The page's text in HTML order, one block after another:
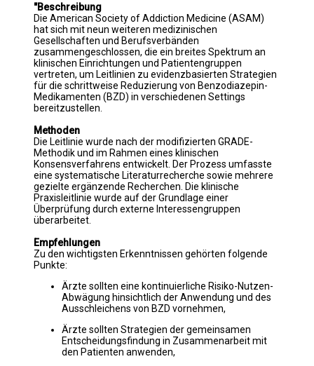
"Beschreibung
Die American Society of Addiction Medicine (ASAM)
hat sich mit neun weiteren medizinischen
Gesellschaften und Berufsverbänden
zusammengeschlossen, die ein breites Spektrum an
klinischen Einrichtungen und Patientengruppen
vertreten, um Leitlinien zu evidenzbasierten Strategien
für die schrittweise Reduzierung von Benzodiazepin-
Medikamenten (BZD) in verschiedenen Settings
bereitzustellen.
Methoden
Die Leitlinie wurde nach der modifizierten GRADE-
Methodik und im Rahmen eines klinischen
Konsensverfahrens entwickelt. Der Prozess umfasste
eine systematische Literaturrecherche sowie mehrere
gezielte ergänzende Recherchen. Die klinische
Praxisleitlinie wurde auf der Grundlage einer
Überprüfung durch externe Interessengruppen
überarbeitet.
Empfehlungen
Zu den wichtigsten Erkenntnissen gehörten folgende
Punkte:
Ärzte sollten eine kontinuierliche Risiko-Nutzen-
Abwägung hinsichtlich der Anwendung und des
Ausschleichens von BZD vornehmen,
Ärzte sollten Strategien der gemeinsamen
Entscheidungsfindung in Zusammenarbeit mit
den Patienten anwenden,